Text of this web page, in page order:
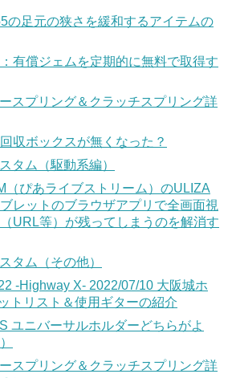
の足元の狭さを緩和するアイテムの
有償ジェムを定期的に無料で取得す
スプリング＆クラッチスプリング詳
収ボックスが無くなった？
タム（駆動系編）
（ぴあライブストリーム）のULIZA
レットのブラウザアプリで全画面視
URL等）が残ってしまうのを解消す
タム（その他）
-Highway X- 2022/07/10 大阪城ホ
トリスト＆使用ギターの紹介
ユニバーサルホルダーどちらがよ
スプリング＆クラッチスプリング詳